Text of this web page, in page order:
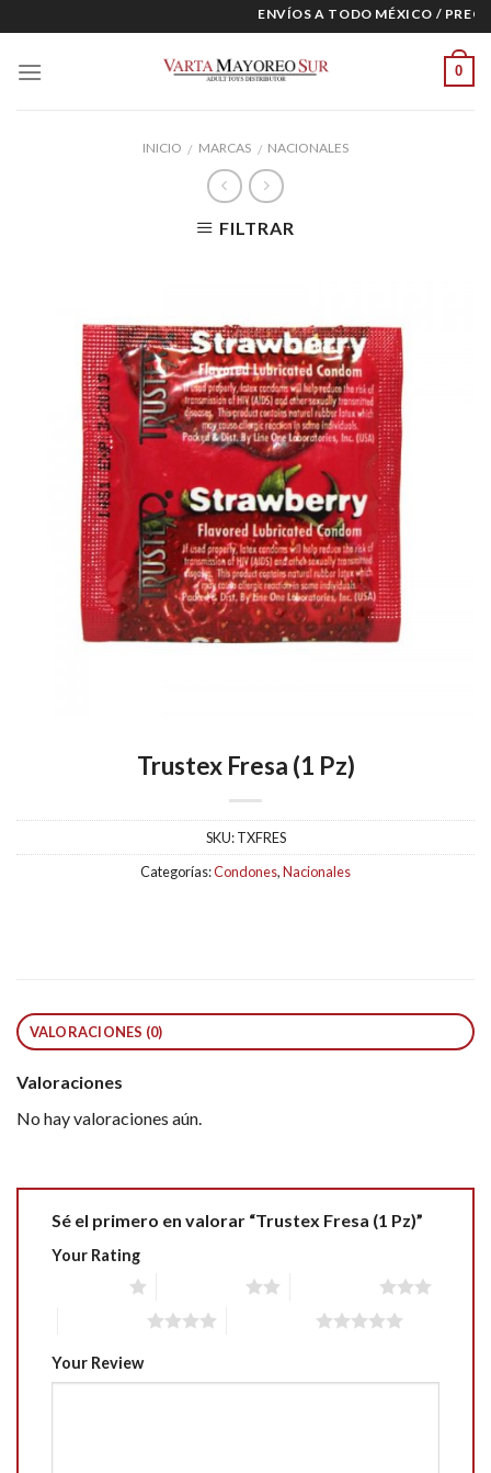
to
content
ENVÍOS A TODO MÉXICO /
0
INICIO / MARCAS / NACIONALES
FILTRAR
Trustex Fresa (1 Pz)
SKU:TXFRES
Categorías:Condones,Nacionales
VALORACIONES (0)
Valoraciones
No hay valoraciones aún.
Sé el primero en valorar “Trustex Fresa (1 Pz)”
Your Rating
Your Review